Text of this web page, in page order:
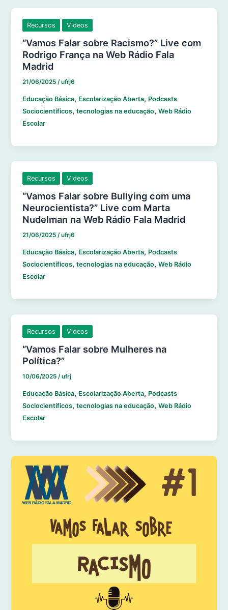
Recursos Videos
“Vamos Falar sobre Racismo?” Live com
Rodrigo França na Web Rádio Fala
Madrid
21/06/2025/ufrj6
Educação Básica, Escolarização Aberta, Podcasts
Sociocientíficos,tecnologias na educação,Web Rádio
Escolar
Recursos Videos
“Vamos Falar sobre Bullying com uma
Neurocientista?” Live com Marta
Nudelman na Web Rádio Fala Madrid
21/06/2025/ufrj6
Educação Básica, Escolarização Aberta, Podcasts
Sociocientíficos,tecnologias na educação,Web Rádio
Escolar
Recursos Videos
“Vamos Falar sobre Mulheres na
Política?”
10/06/2025/ufrj
Educação Básica, Escolarização Aberta, Podcasts
Sociocientíficos,tecnologias na educação,Web Rádio
Escolar